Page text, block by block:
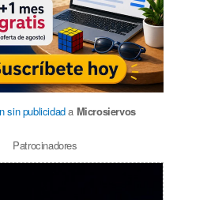
sin publicidada Microsiervos
Patrocinadores